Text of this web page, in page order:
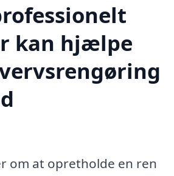
kan hjælpe
om at opretholde en ren